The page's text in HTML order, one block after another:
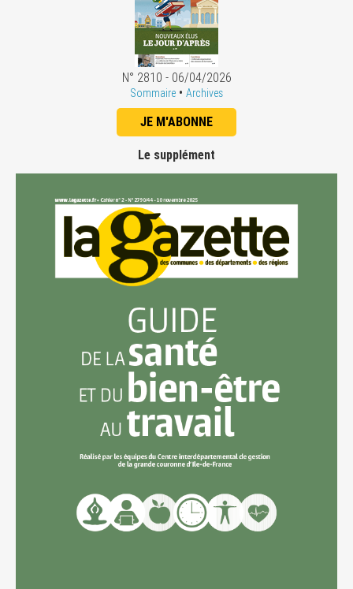
N° 2810 - 06/04/2026
Sommaire • Archives
JE M'ABONNE
Le supplément